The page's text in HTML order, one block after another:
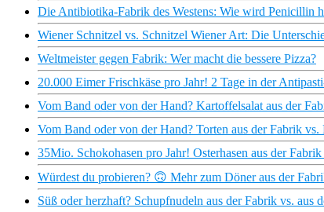
Die Antibiotika-Fabrik des Westens: Wie wird Penicillin
Wiener Schnitzel vs. Schnitzel Wiener Art: Die
Weltmeister gegen Fabrik: Wer macht die bessere Pizza?
20.000 Eimer Frischkäse pro Jahr! 2 Tage in der
Vom Band oder von der Hand? Kartoffelsalat aus der
Vom Band oder von der Hand? Torten aus der Fabrik
35Mio. Schokohasen pro Jahr! Osterhasen aus der
Würdest du probieren? 🙃 Mehr zum Döner aus der
Süß oder herzhaft? Schupfnudeln aus der Fabrik vs. aus